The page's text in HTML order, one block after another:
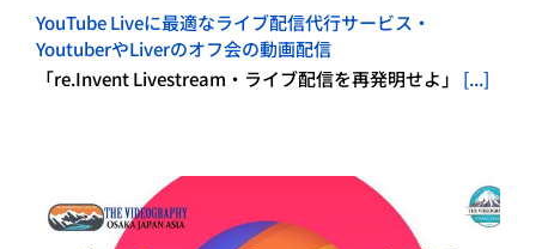
YouTube Liveに最適なライブ配信代行サービス・
YoutuberやLiverのオフ会の動画配信
「re.Invent Livestream・ライブ配信を再発明せよ」
[...]